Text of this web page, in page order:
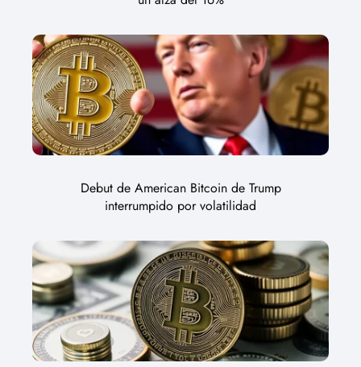
Debut de American Bitcoin de Trump
interrumpido por volatilidad